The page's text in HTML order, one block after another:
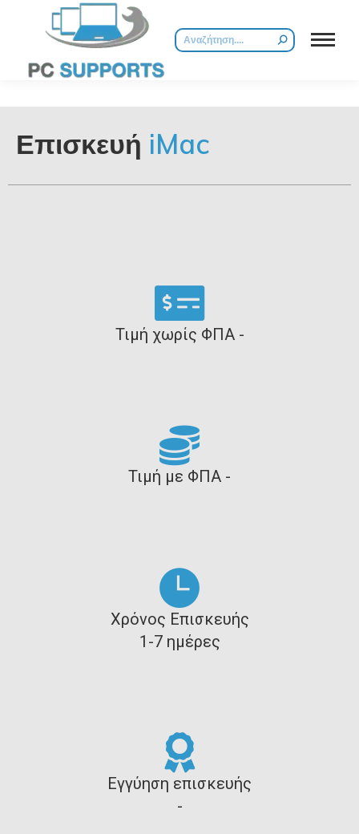
Επισκευή iMac
Τιμή χωρίς ΦΠΑ -
Τιμή με ΦΠΑ -
Χρόνος Επισκευής
1-7 ημέρες
Εγγύηση επισκευής
-